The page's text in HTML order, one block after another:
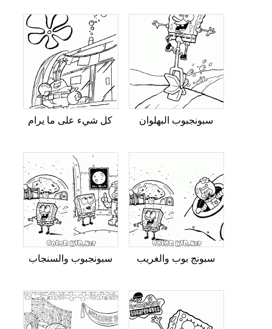
كل شيء على ما يرام سبونجبوب البهلوان
سبونجبوب والسنجاب سبونج بوب والغريب